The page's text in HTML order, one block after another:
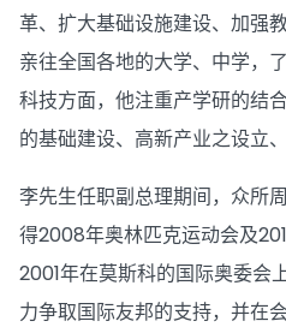
革、扩大基础设施建设、加强
亲往全国各地的大学、中学，
科技方面，他注重产学研的结
的基础建设、高新产业之设立
李先生任职副总理期间，众所
得2008年奥林匹克运动会及
2001年在莫斯科的国际奥委会
力争取国际友邦的支持，并在